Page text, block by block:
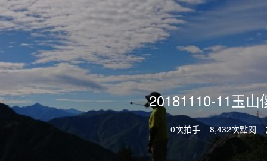
20181110-11玉山
0次拍手 8,432次點閱